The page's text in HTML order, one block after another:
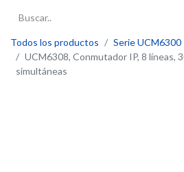
Todos los productos
Serie UCM6300
UCM6308, Conmutador IP, 8 líneas,
simultáneas